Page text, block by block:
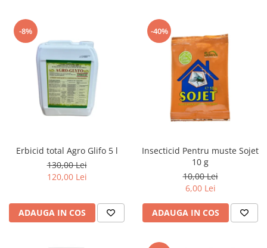
-8%
Erbicid total Agro Glifo 5 l
130,00 Lei
120,00 Lei
ADAUGA IN COS
-40%
Insecticid Pentru muste Sojet
10 g
10,00 Lei
6,00 Lei
ADAUGA IN COS